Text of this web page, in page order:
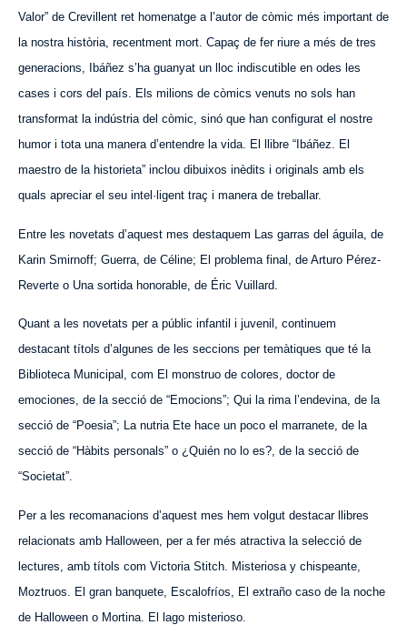
Valor” de Crevillent ret homenatge a l’autor de còmic més important de
la nostra història, recentment mort. Capaç de fer riure a més de tres
generacions, Ibáñez s’ha guanyat un lloc indiscutible en odes les
cases i cors del país. Els milions de còmics venuts no sols han
transformat la indústria del còmic, sinó que han configurat el nostre
humor i tota una manera d’entendre la vida. El llibre “Ibáñez. El
maestro de la historieta” inclou dibuixos inèdits i originals amb els
quals apreciar el seu intel·ligent traç i manera de treballar.
Entre les novetats d’aquest mes destaquem Las garras del águila, de
Karin Smirnoff; Guerra, de Céline; El problema final, de Arturo Pérez-
Reverte o Una sortida honorable, de Éric Vuillard.
Quant a les novetats per a públic infantil i juvenil, continuem
destacant títols d’algunes de les seccions per temàtiques que té la
Biblioteca Municipal, com El monstruo de colores, doctor de
emociones, de la secció de “Emocions”; Qui la rima l’endevina, de la
secció de “Poesia”; La nutria Ete hace un poco el marranete, de la
secció de “Hàbits personals” o ¿Quién no lo es?, de la secció de
“Societat”.
Per a les recomanacions d’aquest mes hem volgut destacar llibres
relacionats amb Halloween, per a fer més atractiva la selecció de
lectures, amb títols com Victoria Stitch. Misteriosa y chispeante,
Moztruos. El gran banquete, Escalofríos, El extraño caso de la noche
de Halloween o Mortina. El lago misterioso.